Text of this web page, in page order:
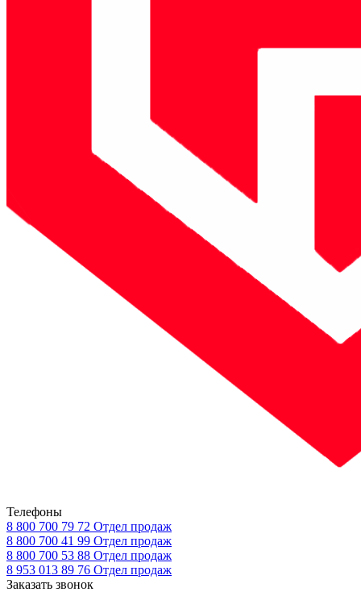
Телефоны
8 800 700 79 72 Отдел продаж
8 800 700 41 99 Отдел продаж
8 800 700 53 88 Отдел продаж
8 953 013 89 76 Отдел продаж
Заказать звонок